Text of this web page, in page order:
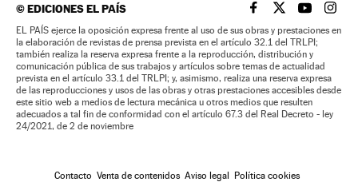
©EDICIONES EL PAÍS EL PAÍS BRASIL EN
EL PAÍSEL PAÍS
EL
EL PAÍS ejerce la oposición expresa frente al uso de sus obras y prestaciones en
la elaboración de revistas de prensa prevista en el artículo 32.1 del TRLPI;
también realiza la reserva expresa frente a la reproducción, distribución y
comunicación pública de sus trabajos y artículos sobre temas de actualidad
prevista en el artículo 33.1 del TRLPI; y, asimismo, realiza una reserva expresa
de las reproducciones y usos de las obras y otras prestaciones accesibles desde
este sitio web a medios de lectura mecánica u otros medios que resulten
adecuados a tal fin de conformidad con el artículo 67.3 del Real Decreto - ley
24/2021, de 2 de noviembre
Contacto Venta de contenidos Aviso legal
Política cookies